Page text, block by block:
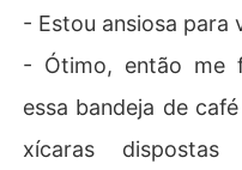
- Estou ansiosa para
- Ótimo, então me
essa bandeja de
xícaras